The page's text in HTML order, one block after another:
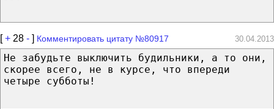
[+ 28 - ] Комментировать цитату №80917 30.04.2013
Не забудьте выключить будильники, а то они,
скорее всего, не в курсе, что впереди
четыре субботы!